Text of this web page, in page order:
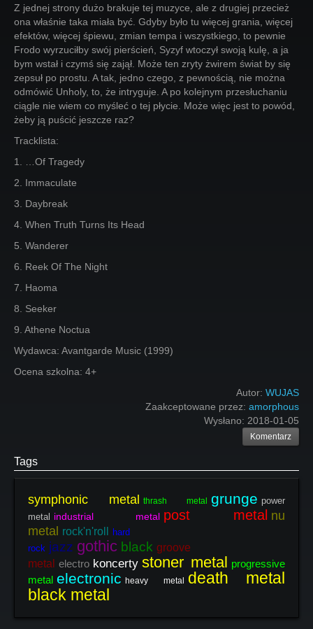
Z jednej strony dużo brakuje tej muzyce, ale z drugiej przecież
ona właśnie taka miała być. Gdyby było tu więcej grania, więcej
efektów, więcej śpiewu, zmian tempa i wszystkiego, to pewnie
Frodo wyrzuciłby swój pierścień, Syzyf wtoczył swoją kulę, a ja
bym wstał i czymś się zajął. Może ten zryty żwirem świat by się
zepsuł po prostu. A tak, jedno czego, z pewnością, nie można
odmówić Unholy, to, że intryguje. A po kolejnym przesłuchaniu
ciągle nie wiem co myśleć o tej płycie. Może więc jest to powód,
żeby ją puścić jeszcze raz?
Tracklista:
1. …Of Tragedy
2. Immaculate
3. Daybreak
4. When Truth Turns Its Head
5. Wanderer
6. Reek Of The Night
7. Haoma
8. Seeker
9. Athene Noctua
Wydawca: Avantgarde Music (1999)
Ocena szkolna: 4+
Autor: WUJAS
Zaakceptowane przez: amorphous
Wysłano: 2018-01-05
Komentarz
Tags
symphonic metal thrash metal grunge power
metal industrial metal post metal nu
metal rock'n'roll
hard
rock jazz gothic black groove
metal electro koncerty stoner metal progressive
metal electronic heavy metal
death metal
black metal